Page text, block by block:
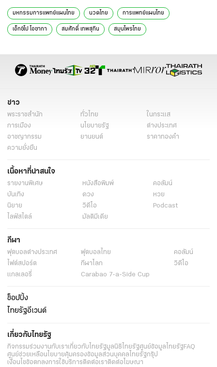
มหกรรมการแพทย์แผนไทย นวดไทย การแพทย์แผนไทย
เอ็กซ์โป โอซากา สมศักดิ์ เทพสุทิน สมุนไพรไทย
การพัฒนาคุณภาพนวดไทย การสร้างรายได้จากสุขภาพ
ข่าวการเมือง
ข่าว
พระราชสำนัก ทั่วไทย
ในกระแส
การเมือง
นโยบายรัฐ
ต่างประเทศ
อาชญากรรม
ยานยนต์
ราคาทองคำ
ความยั่งยืน
เนื้อหาที่น่าสนใจ
รายงานพิเศษ หนังสือพิมพ์
คอลัมน์
บันเทิง
ดวง
หวย
นิยาย
วิดีโอ
Podcast
ไลฟ์สไตล์
มัลติมีเดีย
กีฬา
ฟุตบอลต่่างประเทศ ฟุตบอลไทย
คอลัมน์
ไฟต์สปอร์ต
กีฬาโลก
วิดีโอ
แกลเลอรี่
Carabao 7-a-Side Cup
ช็อปปิ้ง
ไทยรัฐอีเวนต์
เกี่ยวกับไทยรัฐ
กิจกรรมร่วมงานกับเราเกี่ยวกับไทยรัฐมูลนิธิไทยรัฐศูนย์ข้อมูลไทยรัฐFAQ
ศูนย์ช่วยเหลือนโยบายคุ้มครองข้อมูลส่วนบุคคลไทยรัฐกรุ๊ป
เงื่อนไขข้อตกลงการใช้บริการติดต่อเราติดต่อโฆษณา